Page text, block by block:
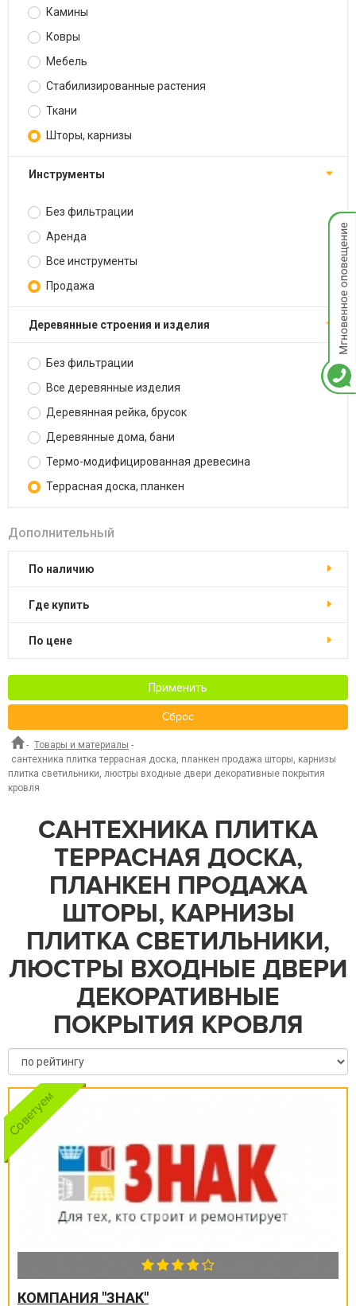
Камины
Ковры
Мебель
Стабилизированные растения
Ткани
Шторы, карнизы
Инструменты
Без фильтрации
Аренда
Все инструменты
Продажа
Деревянные строения и изделия
Без фильтрации
Все деревянные изделия
Деревянная рейка, брусок
Деревянные дома, бани
Термо-модифицированная древесина
Террасная доска, планкен
Дополнительный
По наличию
Где купить
По цене
Применить
Сброс
- Товары и материалы -
сантехника плитка террасная доска, планкен продажа шторы, карнизы
плитка светильники, люстры входные двери декоративные покрытия
кровля
САНТЕХНИКА ПЛИТКА
ТЕРРАСНАЯ ДОСКА,
ПЛАНКЕН ПРОДАЖА
ШТОРЫ, КАРНИЗЫ
ПЛИТКА СВЕТИЛЬНИКИ,
ЛЮСТРЫ ВХОДНЫЕ ДВЕРИ
ДЕКОРАТИВНЫЕ
ПОКРЫТИЯ КРОВЛЯ
КОМПАНИЯ "ЗНАК"